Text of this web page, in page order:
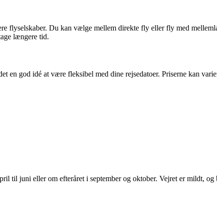
Du kan vælge mellem direkte fly eller fly med
længere tid.
god idé at være fleksibel med dine rejsedatoer. Priserne kan
til juni eller om efteråret i september og oktober. Vejret er mildt,